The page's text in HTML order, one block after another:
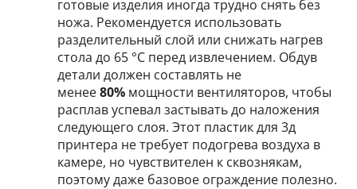
готовые изделия иногда трудно снять без
ножа. Рекомендуется использовать
разделительный слой или снижать нагрев
стола до 65 °C перед извлечением. Обдув
детали должен составлять не
менее80% мощности вентиляторов, чтобы
расплав успевал застывать до наложения
следующего слоя. Этот пластик для 3д
принтера не требует подогрева воздуха в
камере, но чувствителен к сквознякам,
поэтому даже базовое ограждение полезно.